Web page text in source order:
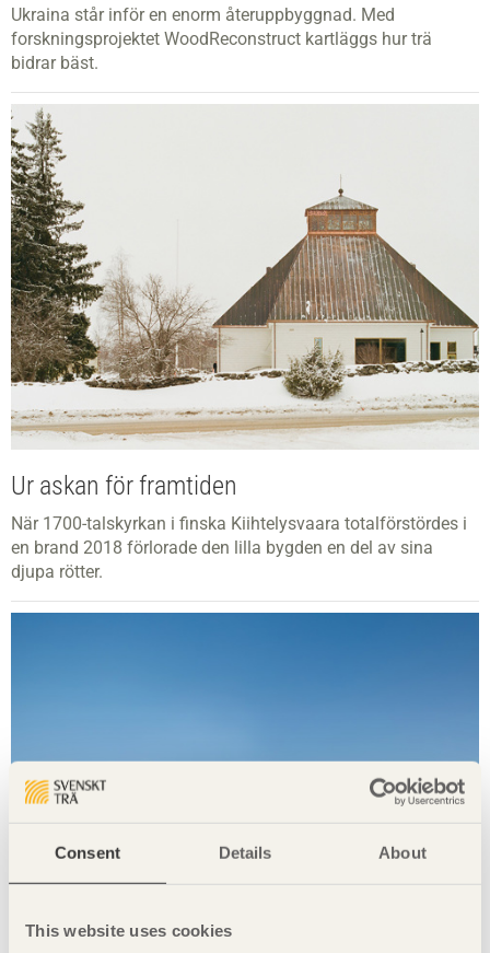
Consent Details About
This website uses cookies
Ukraina står inför en enorm återuppbyggnad. Med
forskningsprojektet WoodReconstruct kartläggs hur trä
bidrar bäst.
Ur askan för framtiden
När 1700-talskyrkan i finska Kiihtelysvaara totalförstördes i
en brand 2018 förlorade den lilla bygden en del av sina
djupa rötter.